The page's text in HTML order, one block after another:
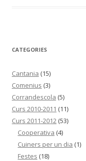
CATEGORIES
Cantania (15)
Comenius (3)
Corrandescola (5)
Curs 2010-2011 (11)
Curs 2011-2012 (53)
Cooperativa (4)
Cuiners per un dia (1)
Festes (18)